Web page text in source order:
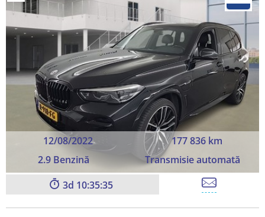
12/08/2022
177 836 km
2.9 Benzină
Transmisie automată
3
10:35:33